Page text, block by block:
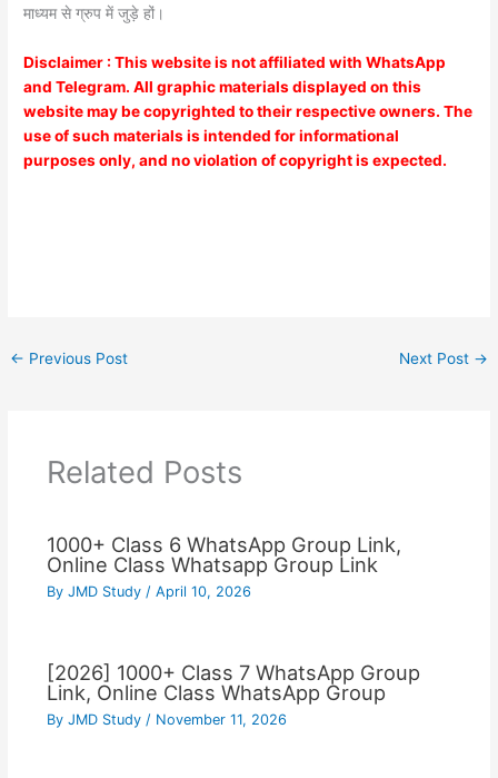
माध्यम से ग्रुप में जुड़े हों।
Disclaimer : This website is not affiliated with WhatsApp
and Telegram. All graphic materials displayed on this
website may be copyrighted to their respective owners. The
use of such materials is intended for informational
purposes only, and no violation of copyright is expected.
← Previous Post Next Post →
Related Posts
1000+ Class 6 WhatsApp Group Link,
Online Class Whatsapp Group Link
By JMD Study / April 10, 2026
[2026] 1000+ Class 7 WhatsApp Group
Link, Online Class WhatsApp Group
By JMD Study / November 11, 2026